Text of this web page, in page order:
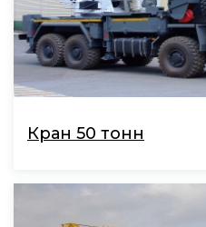
Кран 50 тонн